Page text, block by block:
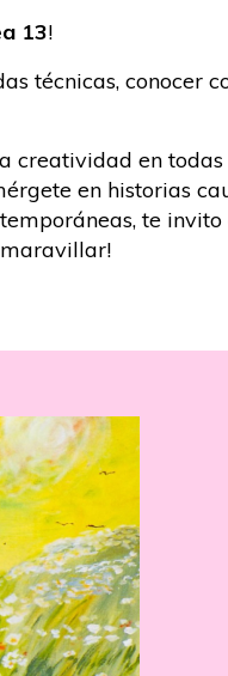
13!
técnicas, conocer
creatividad en todas
en historias
te